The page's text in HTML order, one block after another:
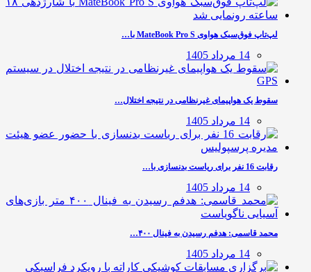
لپ‌تاپ فوق‌سبک هواوی MateBook Pro S با…
14 مرداد 1405
سقوط یک هواپیمای غیرنظامی در نتیجه اختلال…
14 مرداد 1405
رقابت 16 نفر برای ریاست بدنسازی با…
14 مرداد 1405
محمد قاسمی: هدفم رسیدن به فینال ۴۰۰…
14 مرداد 1405